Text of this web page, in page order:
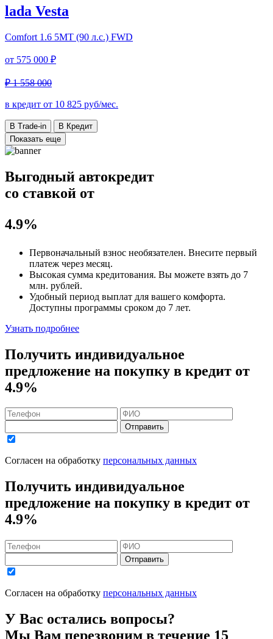
lada Vesta
Comfort 1.6 5MT (90 л.с.) FWD
от 575 000 ₽
₽ 1 558 000
в кредит от 10 825 руб/мес.
В Trade-in
В Кредит
Показать еще
Выгодный автокредит
со ставкой от
4.9%
Первоначальный взнос необязателен. Внесите первый
платеж через месяц.
Высокая сумма кредитования. Вы можете взять до 7
млн. рублей.
Удобный период выплат для вашего комфорта.
Доступны программы сроком до 7 лет.
Узнать подробнее
Получить индивидуальное
предложение на покупку в кредит от
4.9%
Отправить
Согласен на обработку персональных данных
Получить индивидуальное
предложение на покупку в кредит от
4.9%
Отправить
Согласен на обработку персональных данных
У Вас остались вопросы?
Мы Вам перезвоним в течение 15